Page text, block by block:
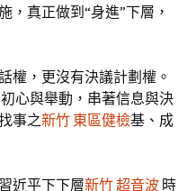
，真正做到“身進”下層，
權，更沒有決議計劃權。
心與舉動，串著信息與決
事之新竹 東區健檢基、成
近平下下層新竹 超音波 時